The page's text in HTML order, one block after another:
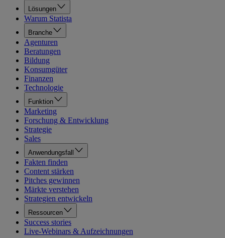
Lösungen
Warum Statista
Branche
Agenturen
Beratungen
Bildung
Konsumgüter
Finanzen
Technologie
Funktion
Marketing
Forschung & Entwicklung
Strategie
Sales
Anwendungsfall
Fakten finden
Content stärken
Pitches gewinnen
Märkte verstehen
Strategien entwickeln
Ressourcen
Success stories
Live-Webinars & Aufzeichnungen